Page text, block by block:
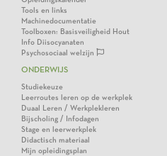
Tools en links
Machinedocumentatie
Toolboxen: Basisveiligheid Hout
Info Diisocyanaten
Psychosociaal welzijn
ONDERWIJS
Studiekeuze
Leerroutes leren op de werkplek
Duaal Leren / Werkplekleren
Bijscholing / Infodagen
Stage en leerwerkplek
Didactisch materiaal
Mijn opleidingsplan